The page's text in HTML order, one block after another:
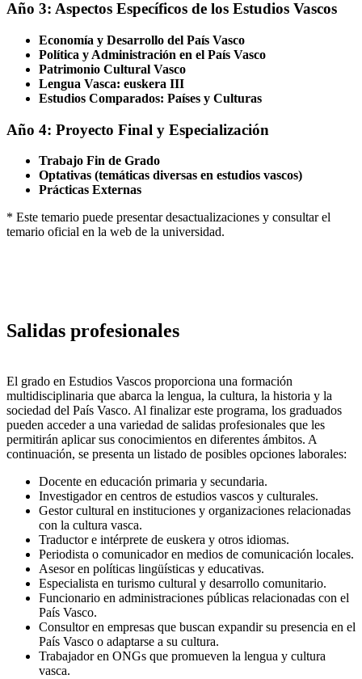
Año 3: Aspectos Específicos de los Estudios Vascos
Economía y Desarrollo del País Vasco
Política y Administración en el País Vasco
Patrimonio Cultural Vasco
Lengua Vasca: euskera III
Estudios Comparados: Países y Culturas
Año 4: Proyecto Final y Especialización
Trabajo Fin de Grado
Optativas (temáticas diversas en estudios vascos)
Prácticas Externas
* Este temario puede presentar desactualizaciones y consultar el
temario oficial en la web de la universidad.
Salidas profesionales
El grado en Estudios Vascos proporciona una formación
multidisciplinaria que abarca la lengua, la cultura, la historia y la
sociedad del País Vasco. Al finalizar este programa, los graduados
pueden acceder a una variedad de salidas profesionales que les
permitirán aplicar sus conocimientos en diferentes ámbitos. A
continuación, se presenta un listado de posibles opciones laborales:
Docente en educación primaria y secundaria.
Investigador en centros de estudios vascos y culturales.
Gestor cultural en instituciones y organizaciones relacionadas
con la cultura vasca.
Traductor e intérprete de euskera y otros idiomas.
Periodista o comunicador en medios de comunicación locales.
Asesor en políticas lingüísticas y educativas.
Especialista en turismo cultural y desarrollo comunitario.
Funcionario en administraciones públicas relacionadas con el
País Vasco.
Consultor en empresas que buscan expandir su presencia en el
País Vasco o adaptarse a su cultura.
Trabajador en ONGs que promueven la lengua y cultura
vasca.